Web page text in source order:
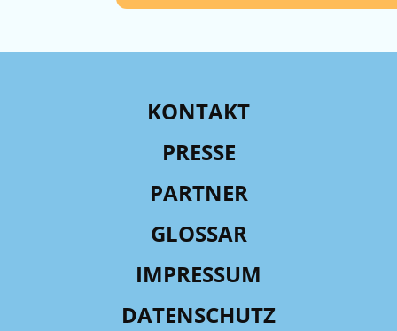
KONTAKT
PRESSE
PARTNER
GLOSSAR
IMPRESSUM
DATENSCHUTZ